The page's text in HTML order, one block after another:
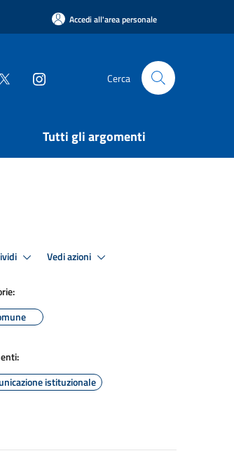
Accedi all'area personale
Cerca
Tutti gli argomenti
Vedi azioni
istituzionale